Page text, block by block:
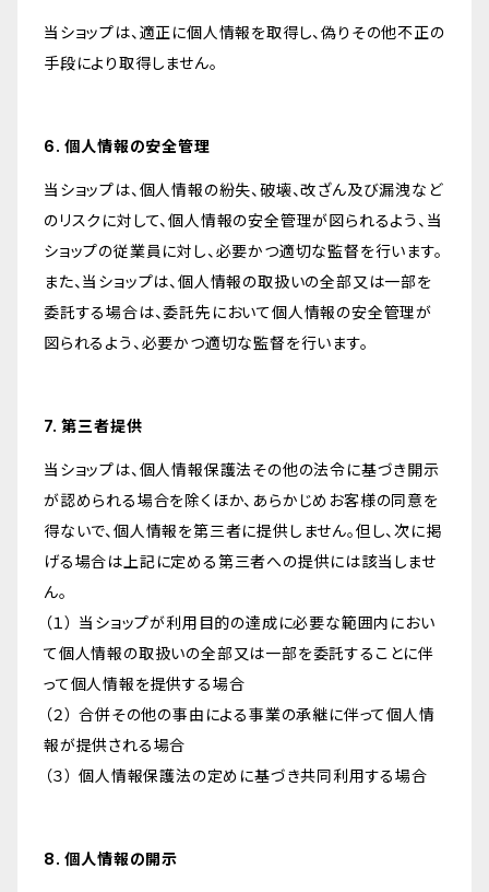
当ショップは、適正に個人情報を取得し、偽りその他不正の
手段により取得しません。
6. 個人情報の安全管理
当ショップは、個人情報の紛失、破壊、改ざん及び漏洩など
のリスクに対して、個人情報の安全管理が図られるよう、当
ショップの従業員に対し、必要かつ適切な監督を行います。
また、当ショップは、個人情報の取扱いの全部又は一部を
委託する場合は、委託先において個人情報の安全管理が
図られるよう、必要かつ適切な監督を行います。
7. 第三者提供
当ショップは、個人情報保護法その他の法令に基づき開示
が認められる場合を除くほか、あらかじめお客様の同意を
得ないで、個人情報を第三者に提供しません。但し、次に掲
げる場合は上記に定める第三者への提供には該当しませ
ん。
（１） 当ショップが利用目的の達成に必要な範囲内におい
て個人情報の取扱いの全部又は一部を委託することに伴
って個人情報を提供する場合
（２） 合併その他の事由による事業の承継に伴って個人情
報が提供される場合
（３） 個人情報保護法の定めに基づき共同利用する場合
8. 個人情報の開示